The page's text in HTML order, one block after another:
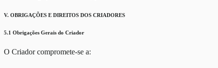
V. OBRIGAÇÕES E DIREITOS DOS CRIADORES
5.1 Obrigações Gerais do Criador
O Criador compromete-se a: